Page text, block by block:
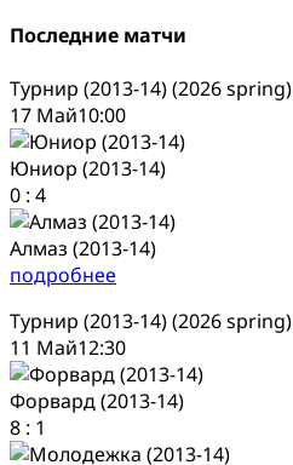
Последние матчи
Турнир (2013-14) (2026
17 Май10:00
Юниор (2013-14)
0 : 4
Алмаз (2013-14)
подробнее
Турнир (2013-14) (2026
11 Май12:30
Форвард (2013-14)
8 : 1